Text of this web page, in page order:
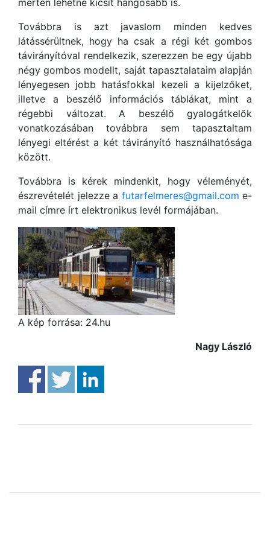
mérten lehetne kicsit hangosabb is.
Továbbra is azt javaslom minden kedves
látássérültnek, hogy ha csak a régi két gombos
távirányítóval rendelkezik, szerezzen be egy újabb
négy gombos modellt, saját tapasztalataim alapján
lényegesen jobb hatásfokkal kezeli a kijelzőket,
illetve a beszélő információs táblákat, mint a
régebbi változat. A beszélő gyalogátkelők
vonatkozásában továbbra sem tapasztaltam
lényegi eltérést a két távirányító használhatósága
között.
Továbbra is kérek mindenkit, hogy véleményét,
észrevételét jelezze a futarfelmeres@gmail.com e-
mail címre írt elektronikus levél formájában.
A kép forrása: 24.hu
Nagy László